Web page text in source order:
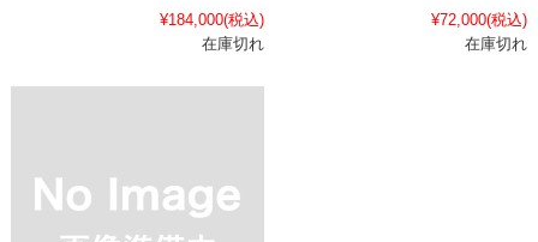
¥184,000(税込)
在庫切れ
¥72,000(税込)
在庫切れ